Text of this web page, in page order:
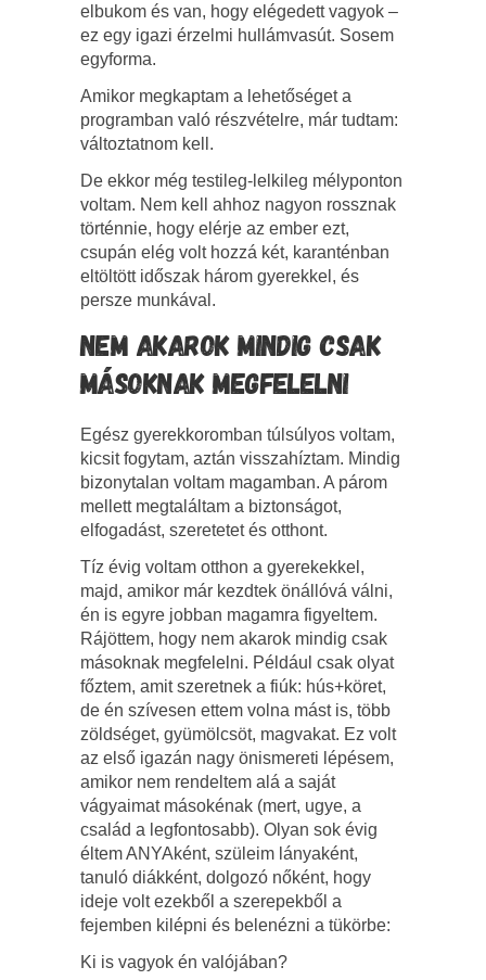
elbukom és van, hogy elégedett vagyok –
ez egy igazi érzelmi hullámvasút. Sosem
egyforma.
Amikor megkaptam a lehetőséget a
programban való részvételre, már tudtam:
változtatnom kell.
De ekkor még testileg-lelkileg mélyponton
voltam. Nem kell ahhoz nagyon rossznak
történnie, hogy elérje az ember ezt,
csupán elég volt hozzá két, karanténban
eltöltött időszak három gyerekkel, és
persze munkával.
NEM AKAROK MINDIG CSAK
MÁSOKNAK MEGFELELNI
Egész gyerekkoromban túlsúlyos voltam,
kicsit fogytam, aztán visszahíztam. Mindig
bizonytalan voltam magamban. A párom
mellett megtaláltam a biztonságot,
elfogadást, szeretetet és otthont.
Tíz évig voltam otthon a gyerekekkel,
majd, amikor már kezdtek önállóvá válni,
én is egyre jobban magamra figyeltem.
Rájöttem, hogy nem akarok mindig csak
másoknak megfelelni. Például csak olyat
főztem, amit szeretnek a fiúk: hús+köret,
de én szívesen ettem volna mást is, több
zöldséget, gyümölcsöt, magvakat. Ez volt
az első igazán nagy önismereti lépésem,
amikor nem rendeltem alá a saját
vágyaimat másokénak (mert, ugye, a
család a legfontosabb). Olyan sok évig
éltem ANYAként, szüleim lányaként,
tanuló diákként, dolgozó nőként, hogy
ideje volt ezekből a szerepekből a
fejemben kilépni és belenézni a tükörbe:
Ki is vagyok én valójában?